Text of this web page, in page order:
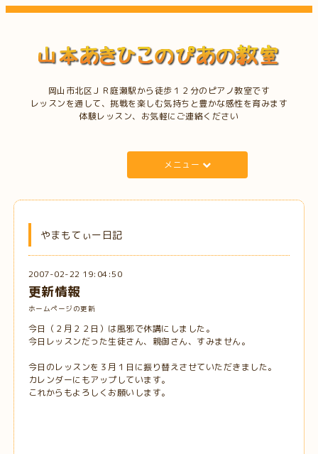
岡山市北区ＪＲ庭瀬駅から徒歩１２分のピアノ教室です
レッスンを通して、挑戦を楽しむ気持ちと豊かな感性を育みます
体験レッスン、お気軽にご連絡ください
メニュー
やまもてぃー日記
2007-02-22 19:04:50
更新情報
ホームページの更新
今日（２月２２日）は風邪で休講にしました。
今日レッスンだった生徒さん、親御さん、すみません。
今日のレッスンを３月１日に振り替えさせていただきました。
カレンダーにもアップしています。
これからもよろしくお願いします。